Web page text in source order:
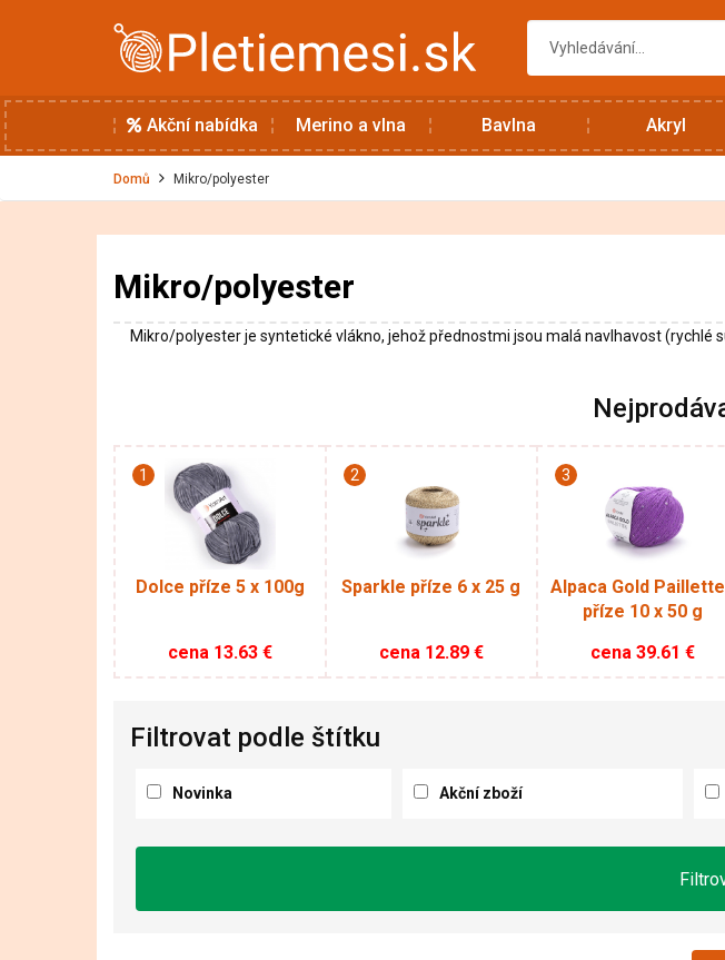
Akční nabídka Merino a vlna Bavlna Akryl
Domů Mikro/polyester
Mikro/polyester
Mikro/polyester je syntetické vlákno, jehož přednostmi jsou malá navlhavost (rychlé
1
Dolce příze 5 x 100g
cena 13.63€
2
Sparkle příze 6 x 25 g
cena 12.89€
3
Alpaca Gold
příze 10 x 50 g
cena 39.61 €
Filtrovat podle štítku
Novinka Akční zboží